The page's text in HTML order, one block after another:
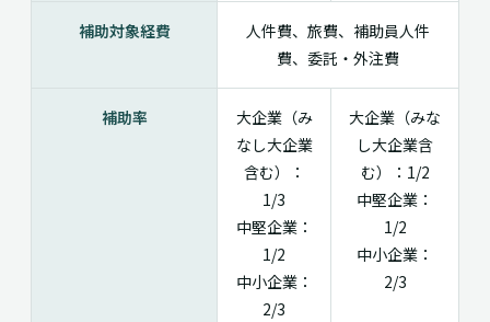
補助対象経費
人件費、旅費、補助員人件
費、委託・外注費
補助率
大企業（み
なし大企業
含む）：
1/3
中堅企業：
1/2
中小企業：
2/3
大企業（みな
し大企業含
む）：1/2
中堅企業：
1/2
中小企業：
2/3